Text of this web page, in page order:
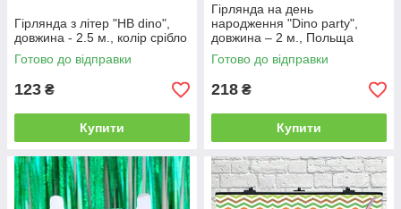
Гірлянда з літер "HB dino",
довжина - 2.5 м., колір срібло
Готово до відправки
123 ₴
Купити
Гірлянда на день
народження "Dino party",
довжина – 2 м., Польща
Готово до відправки
218 ₴
Купити